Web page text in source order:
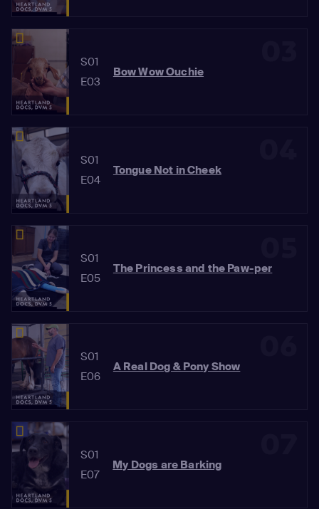
S01
E03
Bow Wow Ouchie
S01
E04
Tongue Not in Cheek
S01
E05
The Princess and the Paw-per
S01
E06
A Real Dog & Pony Show
S01
E07
My Dogs are Barking